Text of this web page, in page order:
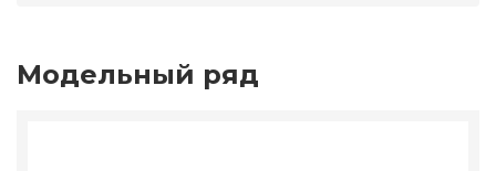
Модельный ряд